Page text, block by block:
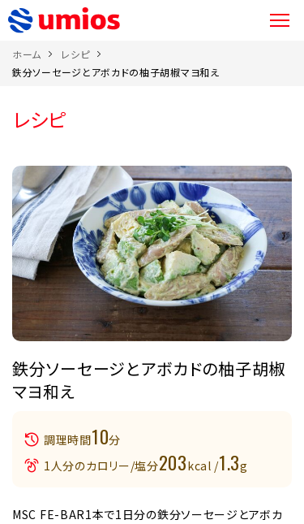
ホーム
レシピ
鉄分ソーセージとアボカドの柚子胡椒マヨ和え
レシピ
鉄分ソーセージとアボカドの柚子胡椒
マヨ和え
調理時間10分
1人分のカロリー/塩分203kcal /1.3g
MSC FE-BAR1本で1日分の鉄分ソーセージとアボカ